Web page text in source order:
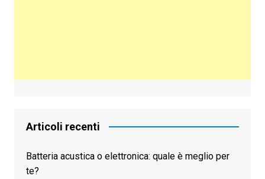
Articoli recenti
Batteria acustica o elettronica: quale è meglio per
te?